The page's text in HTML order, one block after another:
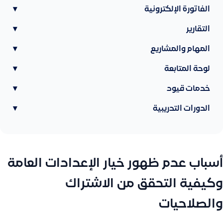
الفاتورة الإلكترونية ▾
التقارير ▾
المهام والمشاريع ▾
لوحة المتابعة ▾
خدمات قيود ▾
الدورات التدريبية ▾
أسباب عدم ظهور خيار الإعدادات العامة
وكيفية التحقق من الاشتراك
والصلاحيات